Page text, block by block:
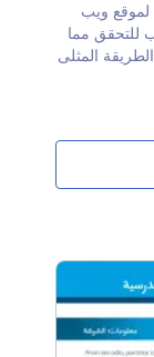
لموقع ويب
للتحقق مما
المثلى
من زوارك
على بعض
كنقطة بداية،
والتفاصيل